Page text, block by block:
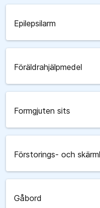
Epilepsilarm
Föräldrahjälpmedel
Formgjuten sits
Förstorings- och
Gåbord